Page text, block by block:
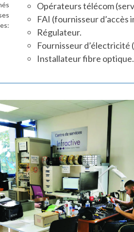
Opérateurs télécom
FAI (fournisseur d’accès
Régulateur.
Fournisseur d’électricité
Installateur fibre optique.